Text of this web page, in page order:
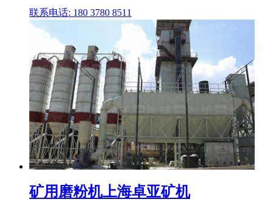
联系电话: 180 3780 8511
矿用磨粉机上海卓亚矿机